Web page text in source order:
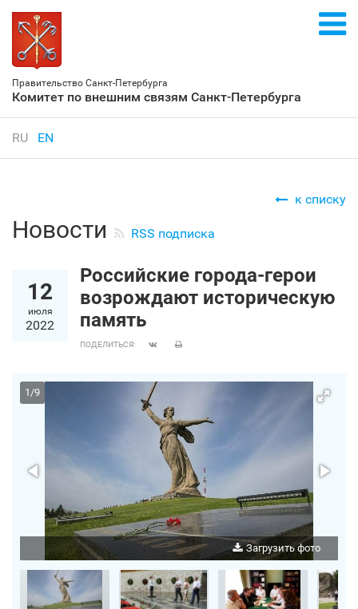
Правительство Санкт‑Петербурга
Комитет по внешним связям Санкт‑Петербурга
RU EN
к списку
Новости RSS подписка
12
июля
2022
Российские города-герои
возрождают историческую
память
ПОДЕЛИТЬСЯ:
Загрузить фото
1/9